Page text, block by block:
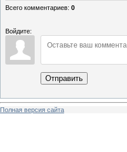
Всего комментариев: 0
Войдите:
Отправить
Полная версия сайта